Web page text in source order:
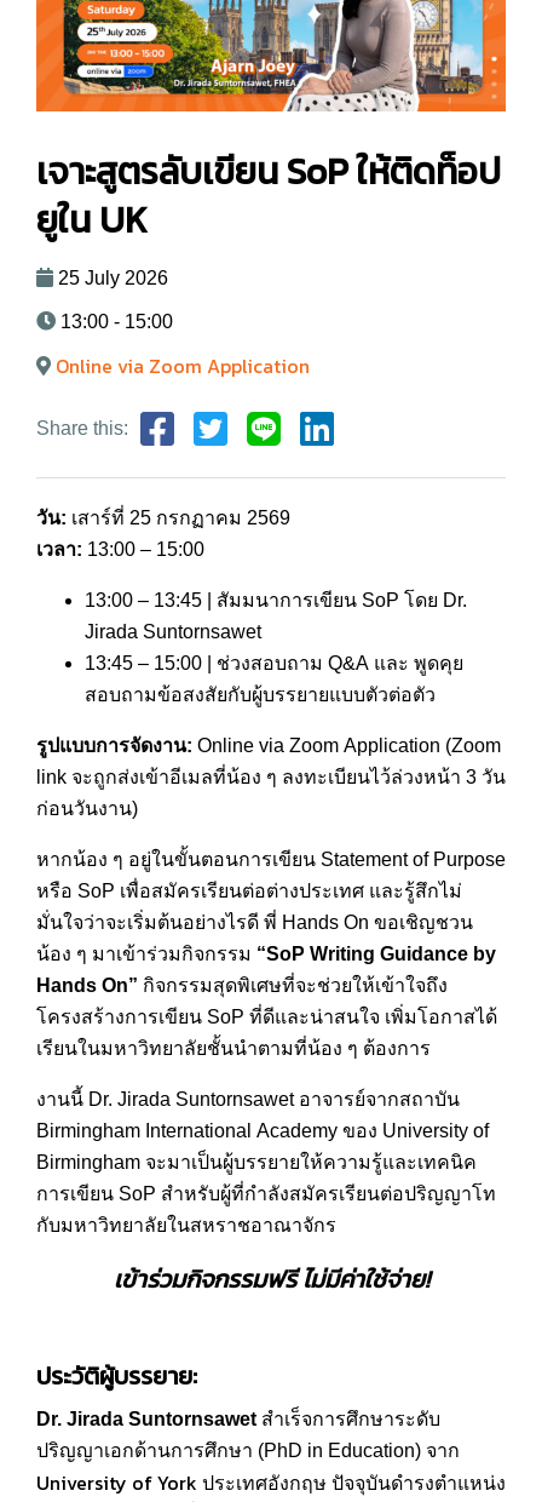
เจาะสูตรลับเขียน SoP ให้ติดท็อป
ยูใน UK
25 July 2026
13:00 - 15:00
Online via Zoom Application
Share this:
วัน: เสาร์ที่ 25 กรกฏาคม 2569
เวลา: 13:00 – 15:00
13:00 – 13:45 | สัมมนาการเขียน SoP โดย Dr.
Jirada Suntornsawet
13:45 – 15:00 | ช่วงสอบถาม Q&A และ พูดคุย
สอบถามข้อสงสัยกับผู้บรรยายแบบตัวต่อตัว
รูปแบบการจัดงาน: Online via Zoom Application (Zoom
link จะถูกส่งเข้าอีเมลที่น้อง ๆ ลงทะเบียนไว้ล่วงหน้า 3 วัน
ก่อนวันงาน)
หากน้อง ๆ อยู่ในขั้นตอนการเขียน Statement of Purpose
หรือ SoP เพื่อสมัครเรียนต่อต่างประเทศ และรู้สึกไม่
มั่นใจว่าจะเริ่มต้นอย่างไรดี พี่ Hands On ขอเชิญชวน
น้อง ๆ มาเข้าร่วมกิจกรรม “SoP Writing Guidance by
Hands On” กิจกรรมสุดพิเศษที่จะช่วยให้เข้าใจถึง
โครงสร้างการเขียน SoP ที่ดีและน่าสนใจ เพิ่มโอกาสได้
เรียนในมหาวิทยาลัยชั้นนำตามที่น้อง ๆ ต้องการ
งานนี้ Dr. Jirada Suntornsawet อาจารย์จากสถาบัน
Birmingham International Academy ของ University of
Birmingham จะมาเป็นผู้บรรยายให้ความรู้และเทคนิค
การเขียน SoP สำหรับผู้ที่กำลังสมัครเรียนต่อปริญญาโท
กับมหาวิทยาลัยในสหราชอาณาจักร
เข้าร่วมกิจกรรมฟรี ไม่มีค่าใช้จ่าย!
ประวัติผู้บรรยาย:
Dr. Jirada Suntornsawet สำเร็จการศึกษาระดับ
ปริญญาเอกด้านการศึกษา (PhD in Education) จาก
University of York ประเทศอังกฤษ ปัจจุบันดำรงตำแหน่ง